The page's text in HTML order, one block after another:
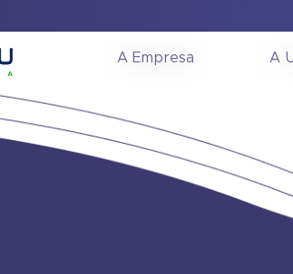
A Empresa A
Ata